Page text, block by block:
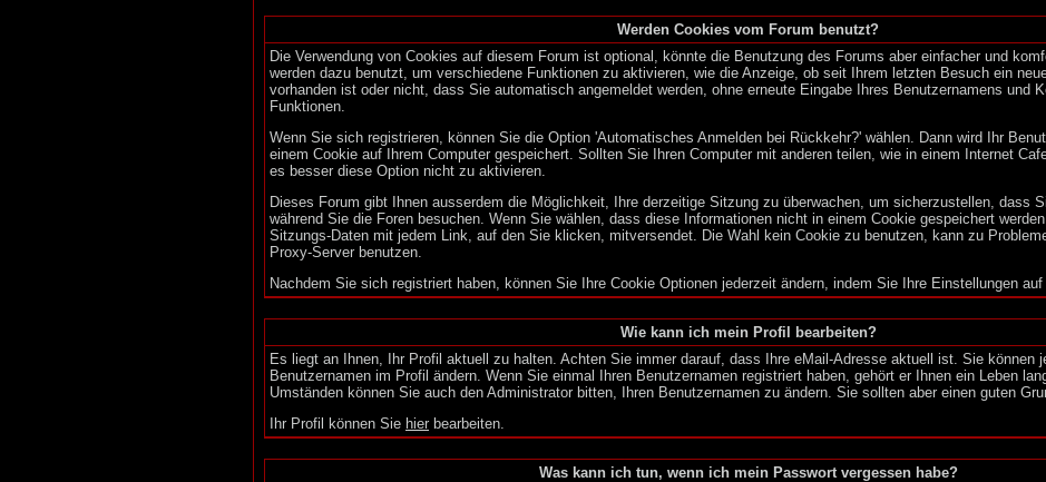
Werden Cookies vom Forum benutzt?
Die Verwendung von Cookies auf diesem Forum ist optional, könnte die Benutzung des Forums aber einfacher und
werden dazu benutzt, um verschiedene Funktionen zu aktivieren, wie die Anzeige, ob seit Ihrem letzten Besuch ein
vorhanden ist oder nicht, dass Sie automatisch angemeldet werden, ohne erneute Eingabe Ihres Benutzernamens und
Funktionen.
Wenn Sie sich registrieren, können Sie die Option 'Automatisches Anmelden bei Rückkehr?' wählen. Dann wird Ihr
einem Cookie auf Ihrem Computer gespeichert. Sollten Sie Ihren Computer mit anderen teilen, wie in einem Internet
es besser diese Option nicht zu aktivieren.
Dieses Forum gibt Ihnen ausserdem die Möglichkeit, Ihre derzeitige Sitzung zu überwachen, um sicherzustellen, dass
während Sie die Foren besuchen. Wenn Sie wählen, dass diese Informationen nicht in einem Cookie gespeichert
Sitzungs-Daten mit jedem Link, auf den Sie klicken, mitversendet. Die Wahl kein Cookie zu benutzen, kann zu
Proxy-Server benutzen.
Nachdem Sie sich registriert haben, können Sie Ihre Cookie Optionen jederzeit ändern, indem Sie Ihre Einstellungen auf
Wie kann ich mein Profil bearbeiten?
Es liegt an Ihnen, Ihr Profil aktuell zu halten. Achten Sie immer darauf, dass Ihre eMail-Adresse aktuell ist. Sie können
Benutzernamen im Profil ändern. Wenn Sie einmal Ihren Benutzernamen registriert haben, gehört er Ihnen ein Leben
Umständen können Sie auch den Administrator bitten, Ihren Benutzernamen zu ändern. Sie sollten aber einen guten
Ihr Profil können Sie hier bearbeiten.
Was kann ich tun, wenn ich mein Passwort vergessen habe?